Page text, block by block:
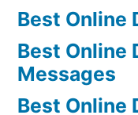
Best Online
Best Online
Messages
Best Online